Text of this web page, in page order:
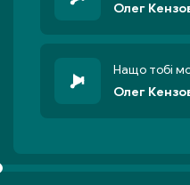
Олег
Нащо тобі
Олег